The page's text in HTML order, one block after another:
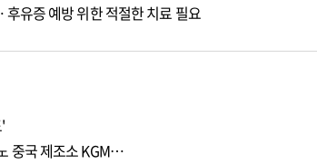
유증 예방 위한 적절한 치료 필요
'
중국 제조소 KGM…